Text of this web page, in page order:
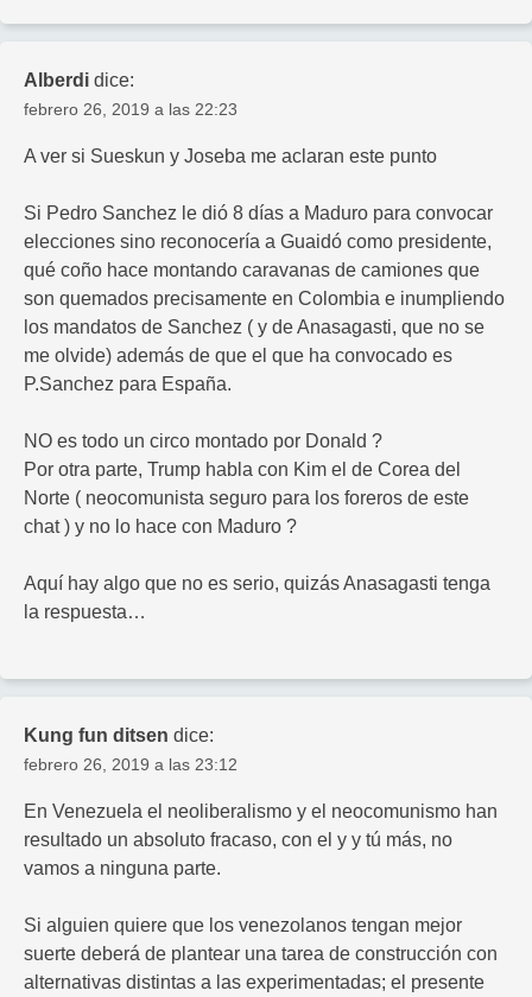
Alberdi dice:
febrero 26, 2019 a las 22:23
A ver si Sueskun y Joseba me aclaran este punto
Si Pedro Sanchez le dió 8 días a Maduro para convocar
elecciones sino reconocería a Guaidó como presidente,
qué coño hace montando caravanas de camiones que
son quemados precisamente en Colombia e inumpliendo
los mandatos de Sanchez ( y de Anasagasti, que no se
me olvide) además de que el que ha convocado es
P.Sanchez para España.
NO es todo un circo montado por Donald ?
Por otra parte, Trump habla con Kim el de Corea del
Norte ( neocomunista seguro para los foreros de este
chat ) y no lo hace con Maduro ?
Aquí hay algo que no es serio, quizás Anasagasti tenga
la respuesta…
Kung fun ditsen dice:
febrero 26, 2019 a las 23:12
En Venezuela el neoliberalismo y el neocomunismo han
resultado un absoluto fracaso, con el y y tú más, no
vamos a ninguna parte.
Si alguien quiere que los venezolanos tengan mejor
suerte deberá de plantear una tarea de construcción con
alternativas distintas a las experimentadas; el presente